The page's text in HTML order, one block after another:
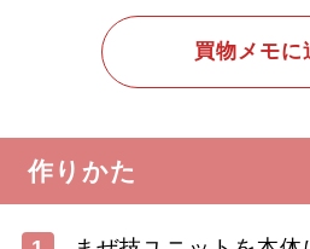
買物メモに
作りかた